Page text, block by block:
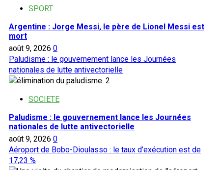
SPORT
Argentine : Jorge Messi, le père de Lionel Messi est
mort
août 9, 2026 0
Paludisme : le gouvernement lance les Journées
nationales de lutte antivectorielle
2
SOCIETE
Paludisme : le gouvernement lance les Journées
nationales de lutte antivectorielle
août 9, 2026 0
Aéroport de Bobo-Dioulasso : le taux d’exécution est de
17,23 %